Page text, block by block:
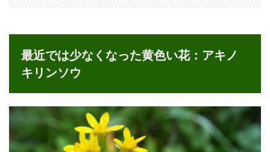
最近では少なくなった黄色い花：アキノ
キリンソウ